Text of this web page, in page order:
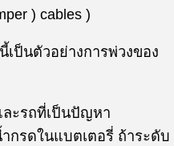
) cables )
เป็นตัวอย่างการพ่วงของ
ะรถที่เป็นปัญหา
กรดในแบตเตอรี่ ถ้าระดับ